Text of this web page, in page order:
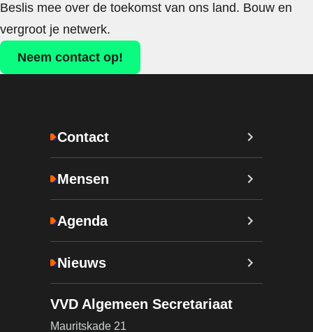
Beslis mee over de toekomst van ons land. Bouw en
vergroot je netwerk.
Neem contact op!
Contact
Mensen
Agenda
Nieuws
VVD Algemeen Secretariaat
Mauritskade 21